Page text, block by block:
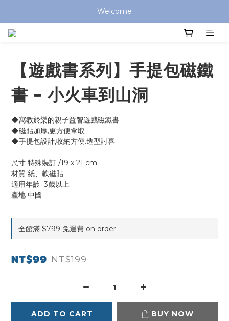
全館滿 $799 免運費 (僅提供台灣本島區域，外島地區請洽客服)
Welcome
全館滿 $799 免運費 (僅提供台灣本島區域，外島地區請洽客服)
【遊戲書系列】手提包磁鐵
書 - 小火車到山洞
◆寓教於樂的親子益智遊戲磁鐵書
◆磁貼加厚,更方便拿取
◆手提包設計,收納方便.造型討喜
尺寸	特殊裝訂 /19 x 21 cm
材質 紙、軟磁貼
適用年齡	3歲以上
產地 中國
全館滿 $799 免運費 on order
NT$99 NT$199
ADD TO CART BUY NOW